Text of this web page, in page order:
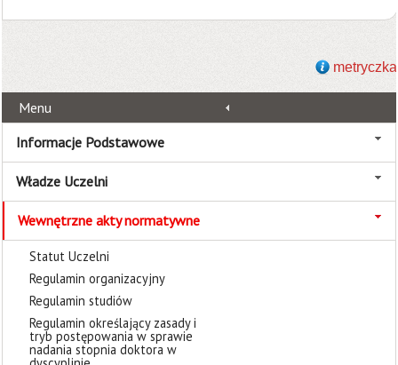
metryczka
Menu
Informacje Podstawowe
Władze Uczelni
Wewnętrzne akty normatywne
Statut Uczelni
Regulamin organizacyjny
Regulamin studiów
Regulamin określający zasady i
tryb postępowania w sprawie
nadania stopnia doktora w